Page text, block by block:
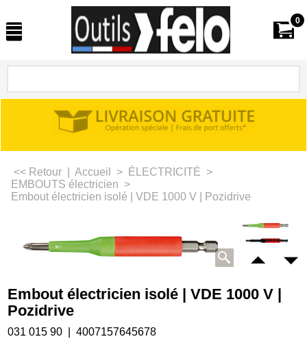
0
<< Retour Accueil > ÉLECTRICITÉ >
EMBOUTS électricien >
Embout électricien isolé | VDE 1000 V | Pozidrive
Embout électricien isolé | VDE 1000 V |
Pozidrive
031 015 90 4007157645678